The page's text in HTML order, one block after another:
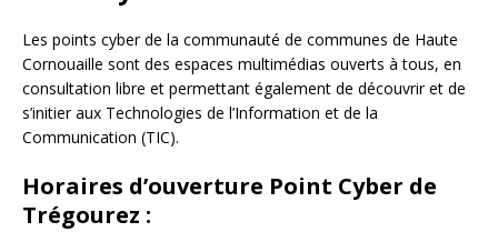
Les points cyber de la communauté de communes de Haute
Cornouaille sont des espaces multimédias ouverts à tous, en
consultation libre et permettant également de découvrir et de
s’initier aux Technologies de l’Information et de la
Communication (TIC).
Horaires d’ouverture Point Cyber de
Trégourez :